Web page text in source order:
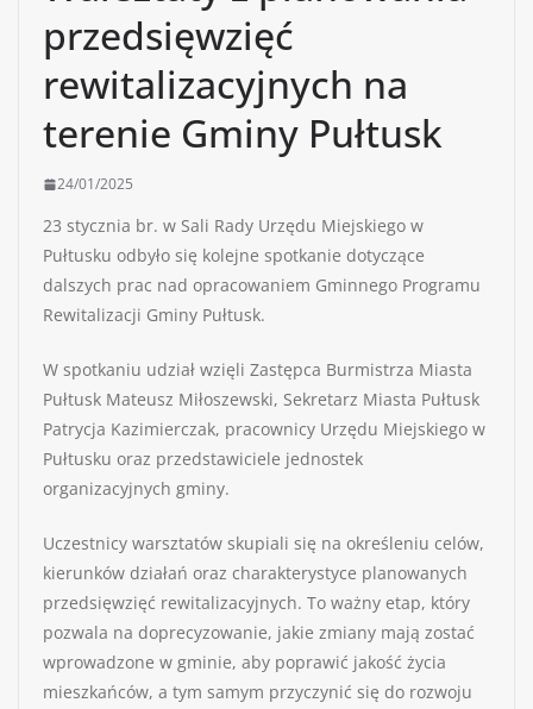
przedsięwzięć
rewitalizacyjnych na
terenie Gminy Pułtusk
24/01/2025
23 stycznia br. w Sali Rady Urzędu Miejskiego w
Pułtusku odbyło się kolejne spotkanie dotyczące
dalszych prac nad opracowaniem Gminnego Programu
Rewitalizacji Gminy Pułtusk.
W spotkaniu udział wzięli Zastępca Burmistrza Miasta
Pułtusk Mateusz Miłoszewski, Sekretarz Miasta Pułtusk
Patrycja Kazimierczak, pracownicy Urzędu Miejskiego w
Pułtusku oraz przedstawiciele jednostek
organizacyjnych gminy.
Uczestnicy warsztatów skupiali się na określeniu celów,
kierunków działań oraz charakterystyce planowanych
przedsięwzięć rewitalizacyjnych. To ważny etap, który
pozwala na doprecyzowanie, jakie zmiany mają zostać
wprowadzone w gminie, aby poprawić jakość życia
mieszkańców, a tym samym przyczynić się do rozwoju